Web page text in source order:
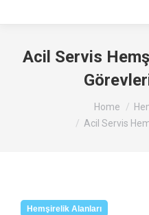
Acil Servis
Home
Acil Servis
Hemşirelik Alanları